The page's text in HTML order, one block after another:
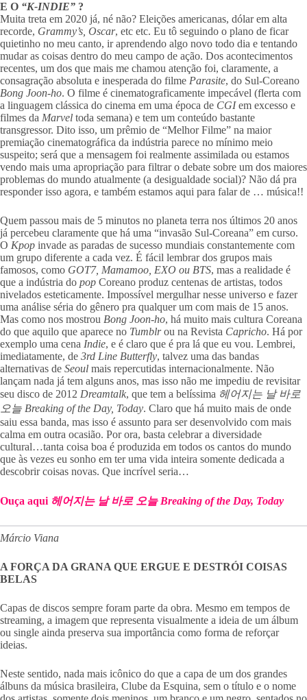
E O “K-INDIE” ?
Muita treta em 2020 já, né não? Eleições americanas, dólar em alta
recorde, Grammy’s, Oscar, etc etc. Eu tô seguindo o plano de ficar
quietinho no meu canto, ir aprendendo algo novo todo dia e tentando
mudar as coisas dentro do meu campo de ação. Dos acontecimentos
recentes, um dos que mais me chamou atenção foi, claramente, a
consagração absoluta e inesperada do filme Parasite, do Sul-Coreano
Bong Joon-ho. O filme é cinematograficamente impecável (flerta com
a linguagem clássica do cinema em uma época de CGIem excesso e
filmes da Marvel toda semana) e tem um conteúdo bastante
transgressor. Dito isso, um prêmio de “Melhor Filme” na maior
premiação cinematográfica da indústria parece no mínimo meio
suspeito; será que a mensagem foi realmente assimilada ou estamos
vendo mais uma apropriação para filtrar o debate sobre um dos maiores
problemas do mundo atualmente (a desigualdade social)? Não dá pra
responder isso agora, e também estamos aqui para falar de … música!!
Quem passou mais de 5 minutos no planeta terra nos últimos 20 anos
já percebeu claramente que há uma “invasão Sul-Coreana” em curso.
O Kpop invade as paradas de sucesso mundiais constantemente com
um grupo diferente a cada vez. É fácil lembrar dos grupos mais
famosos, como GOT7, Mamamoo, EXO ou BTS, mas a realidade é
que a indústria do pop Coreano produz centenas de artistas, todos
nivelados esteticamente. Impossível mergulhar nesse universo e fazer
uma análise séria do gênero pra qualquer um com mais de 15 anos.
Mas como nos mostrou Bong Joon-ho, há muito mais cultura Coreana
do que aquilo que aparece no Tumblrou na Revista Capricho. Há por
exemplo uma cena Indie, e é claro que é pra lá que eu vou. Lembrei,
imediatamente, de 3rd Line Butterfly, talvez uma das bandas
alternativas de Seoul mais repercutidas internacionalmente. Não
lançam nada já tem alguns anos, mas isso não me impediu de revisitar
seu disco de 2012 Dreamtalk, que tem a belíssima 헤어지는 날 바로
오늘 Breaking of the Day, Today. Claro que há muito mais de onde
saiu essa banda, mas isso é assunto para ser desenvolvido com mais
calma em outra ocasião. Por ora, basta celebrar a diversidade
cultural…tanta coisa boa é produzida em todos os cantos do mundo
que às vezes eu sonho em ter uma vida inteira somente dedicada a
descobrir coisas novas. Que incrível seria…
Ouça aqui 헤어지는 날 바로 오늘 Breaking of the Day, Today
Márcio Viana
A FORÇA DA GRANA QUE ERGUE E DESTRÓI COISAS
BELAS
Capas de discos sempre foram parte da obra. Mesmo em tempos de
streaming, a imagem que representa visualmente a ideia de um álbum
ou single ainda preserva sua importância como forma de reforçar
ideias.
Neste sentido, nada mais icônico do que a capa de um dos grandes
álbuns da música brasileira, Clube da Esquina, sem o título e o nome